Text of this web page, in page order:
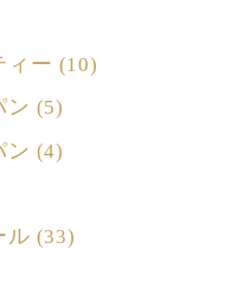
ィー (10)
ン (5)
ン (4)
ル (33)